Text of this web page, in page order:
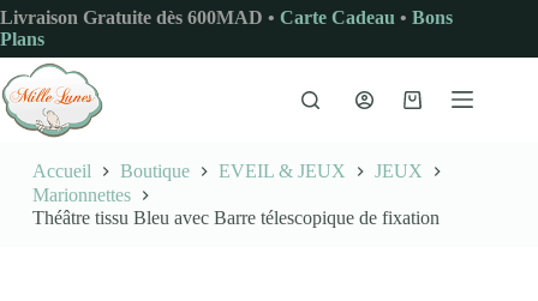
Passer
au
contenu
Livraison Gratuite dès 600MAD • Carte Cadeau • Bons
Plans
Panier
Accueil Boutique EVEIL & JEUX
JEUX
Marionnettes
Théâtre tissu Bleu avec Barre télescopique de fixation